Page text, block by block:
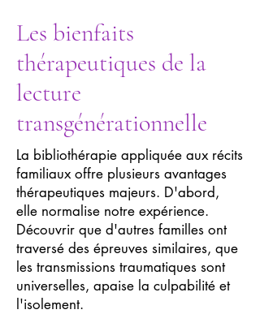
Les bienfaits
thérapeutiques de la
lecture
transgénérationnelle
La bibliothérapie appliquée aux récits
familiaux offre plusieurs avantages
thérapeutiques majeurs. D'abord,
elle normalise notre expérience.
Découvrir que d'autres familles ont
traversé des épreuves similaires, que
les transmissions traumatiques sont
universelles, apaise la culpabilité et
l'isolement.